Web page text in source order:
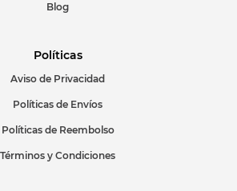
Blog
Políticas
Aviso de Privacidad
Políticas de Envíos
Políticas de Reembolso
Términos y Condiciones